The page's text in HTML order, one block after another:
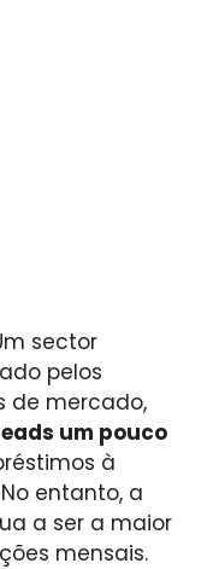
sector
pelos
de mercado,
um pouco
à
entanto, a
a ser a maior
mensais.